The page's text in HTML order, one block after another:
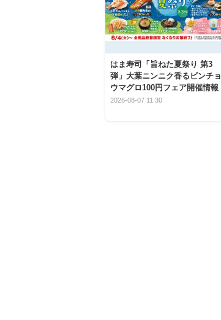
はま寿司「旨ねた夏祭り 第3
弾」大葉ニンニク香るビンチョ
ウマグロ100円フェア開催情報
2026-08-07 11:30